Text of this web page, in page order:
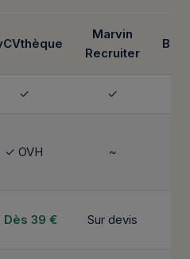
Marvin
Recruiter
✓ ✓
✓ OVH ~
Dès 39 € Sur devis